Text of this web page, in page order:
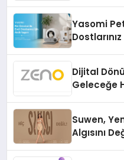
Yasomi
Dijital
Geleceğe
Suwen,
Algısını